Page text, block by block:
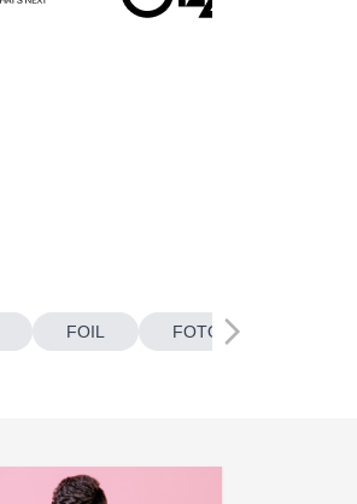
FOIL FOTOBOTONES